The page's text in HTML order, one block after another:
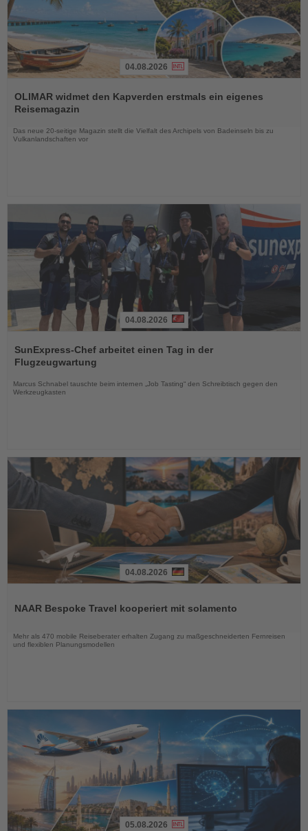
Sie
die
Nachrichten
04.08.2026
OLIMAR widmet den Kapverden erstmals ein eigenes
Reisemagazin
Das neue 20-seitige Magazin stellt die Vielfalt des Archipels von Badeinseln bis zu
Vulkanlandschaften vor
Sie
die
Nachrichten
04.08.2026
SunExpress-Chef arbeitet einen Tag in der
Flugzeugwartung
Marcus Schnabel tauschte beim internen „Job Tasting“ den Schreibtisch gegen den
Werkzeugkasten
die
04.08.2026
NAAR Bespoke Travel kooperiert mit solamento
Mehr als 470 mobile Reiseberater erhalten Zugang zu maßgeschneiderten Fernreisen
und flexiblen Planungsmodellen
05.08.2026